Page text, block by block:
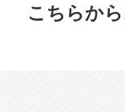
こちらか